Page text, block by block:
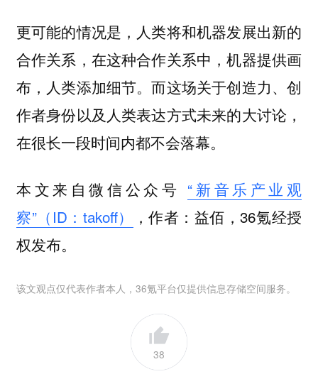
更可能的情况是，人类将和机器发展出新的
合作关系，在这种合作关系中，机器提供画
布，人类添加细节。而这场关于创造力、创
作者身份以及人类表达方式未来的大讨论，
在很长一段时间内都不会落幕。
本文来自微信公众号 “新音乐产业观
察”（ID：takoff）
，作者：益佰，36氪经授
权发布。
该文观点仅代表作者本人，36氪平台仅提供信息存储空间服务。
38